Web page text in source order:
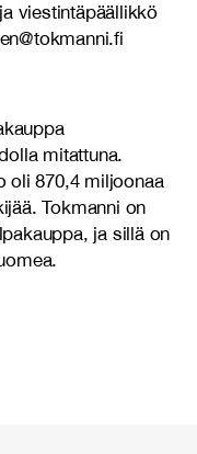
viestintäpäällikkö
mitattuna.
oli 870,4 miljoonaa
Tokmanni on
ja sillä on